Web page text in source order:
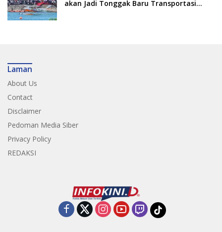
akan Jadi Tonggak Baru Transportasi
Laman
About Us
Contact
Disclaimer
Pedoman Media Siber
Privacy Policy
REDAKSI